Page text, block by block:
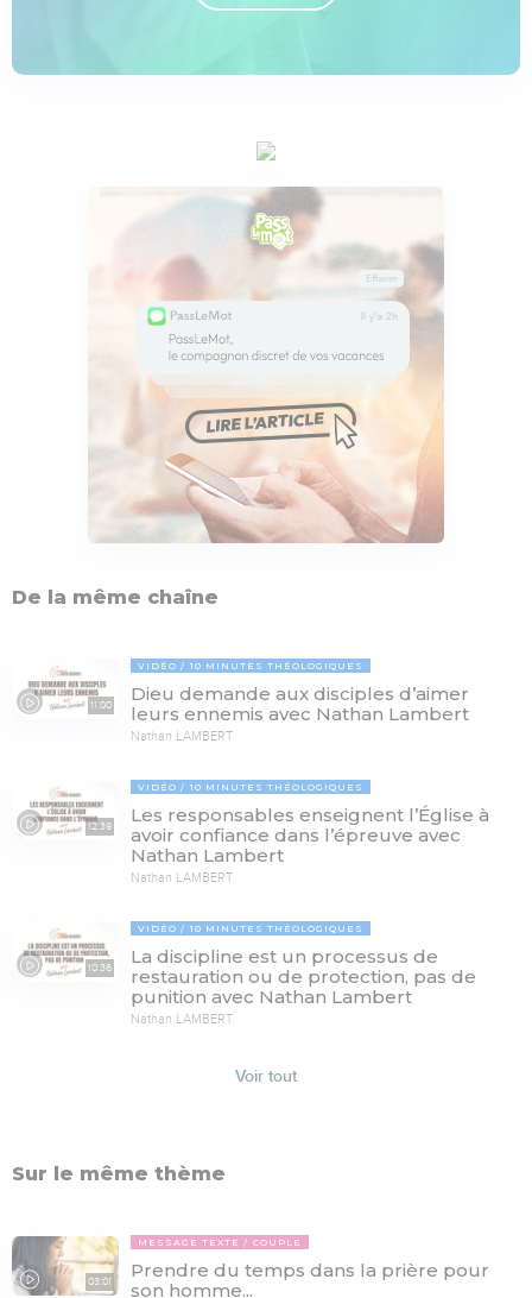
De la même chaîne
11:00
VIDÉO 10 MINUTES THÉOLOGIQUES
Dieu demande aux disciples d’aimer
leurs ennemis avec Nathan Lambert
Nathan LAMBERT
12:39
VIDÉO 10 MINUTES THÉOLOGIQUES
Les responsables enseignent l’Église à
avoir confiance dans l’épreuve avec
Nathan Lambert
Nathan LAMBERT
10:36
VIDÉO 10 MINUTES THÉOLOGIQUES
La discipline est un processus de
restauration ou de protection, pas de
punition avec Nathan Lambert
Nathan LAMBERT
Voir tout
Sur le même thème
03:01
MESSAGE TEXTE COUPLE
Prendre du temps dans la prière pour
son homme...